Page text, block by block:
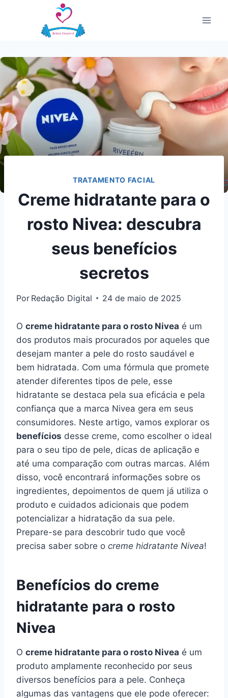
TRATAMENTO FACIAL
Creme hidratante para o
rosto Nivea: descubra
seus benefícios
secretos
Por Redação Digital 24 de maio de 2025
O creme hidratante para o rosto Nivea é um
dos produtos mais procurados por aqueles que
desejam manter a pele do rosto saudável e
bem hidratada. Com uma fórmula que promete
atender diferentes tipos de pele, esse
hidratante se destaca pela sua eficácia e pela
confiança que a marca Nivea gera em seus
consumidores. Neste artigo, vamos explorar os
benefícios desse creme, como escolher o ideal
para o seu tipo de pele, dicas de aplicação e
até uma comparação com outras marcas. Além
disso, você encontrará informações sobre os
ingredientes, depoimentos de quem já utiliza o
produto e cuidados adicionais que podem
potencializar a hidratação da sua pele.
Prepare-se para descobrir tudo que você
precisa saber sobre o creme hidratante Nivea!
Benefícios do creme
hidratante para o rosto
Nivea
O creme hidratante para o rosto Nivea é um
produto amplamente reconhecido por seus
diversos benefícios para a pele. Conheça
algumas das vantagens que ele pode oferecer: